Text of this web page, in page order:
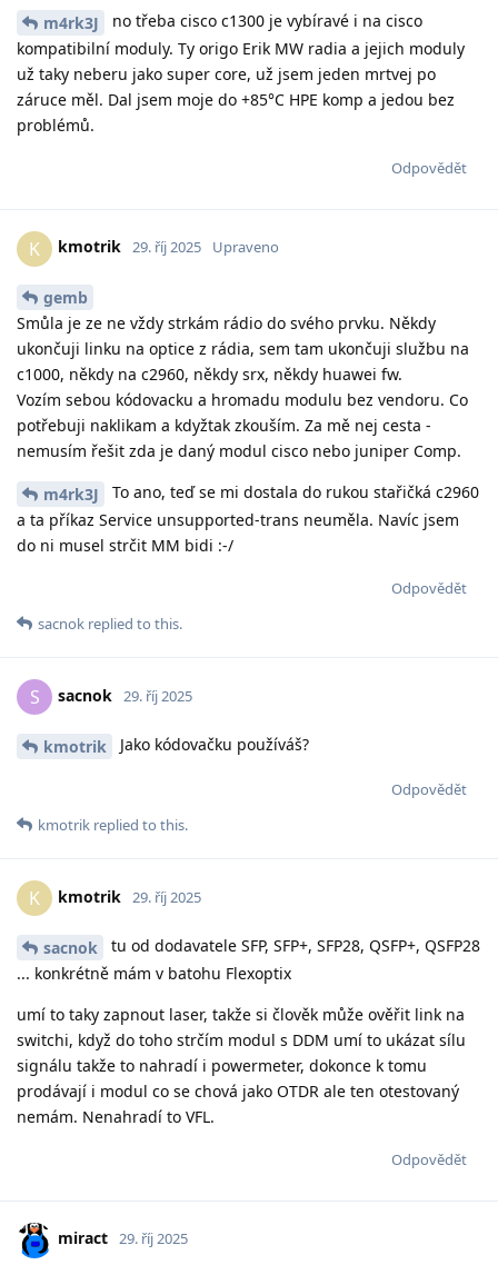
m4rk3J
no třeba cisco c1300 je vybíravé i na cisco
kompatibilní moduly. Ty origo Erik MW radia a jejich moduly
už taky neberu jako super core, už jsem jeden mrtvej po
záruce měl. Dal jsem moje do +85°C HPE komp a jedou bez
problémů.
Odpovědět
K kmotrik 29. říj 2025 Upraveno
gemb
Smůla je ze ne vždy strkám rádio do svého prvku. Někdy
ukončuji linku na optice z rádia, sem tam ukončuji službu na
c1000, někdy na c2960, někdy srx, někdy huawei fw.
Vozím sebou kódovacku a hromadu modulu bez vendoru. Co
potřebuji naklikam a kdyžtak zkouším. Za mě nej cesta -
nemusím řešit zda je daný modul cisco nebo juniper Comp.
m4rk3J
To ano, teď se mi dostala do rukou stařičká c2960
a ta příkaz Service unsupported-trans neuměla. Navíc jsem
do ni musel strčit MM bidi :-/
Odpovědět
sacnok replied to this.
S sacnok 29. říj 2025
kmotrik Jako kódovačku používáš?
Odpovědět
kmotrik replied to this.
K kmotrik 29. říj 2025
sacnok
tu od dodavatele SFP, SFP+, SFP28, QSFP+, QSFP28
... konkrétně mám v batohu Flexoptix
umí to taky zapnout laser, takže si člověk může ověřit link na
switchi, když do toho strčím modul s DDM umí to ukázat sílu
signálu takže to nahradí i powermeter, dokonce k tomu
prodávají i modul co se chová jako OTDR ale ten otestovaný
nemám. Nenahradí to VFL.
Odpovědět
miract 29. říj 2025